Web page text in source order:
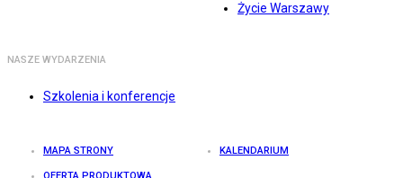
Życie Warszawy
NASZE WYDARZENIA
Szkolenia i konferencje
MAPA STRONY KALENDARIUM